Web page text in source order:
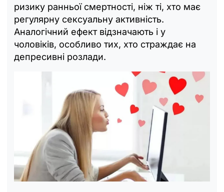
ризику ранньої смертності, ніж ті, хто має
регулярну сексуальну активність.
Аналогічний ефект відзначають і у
чоловіків, особливо тих, хто страждає на
депресивні розлади.